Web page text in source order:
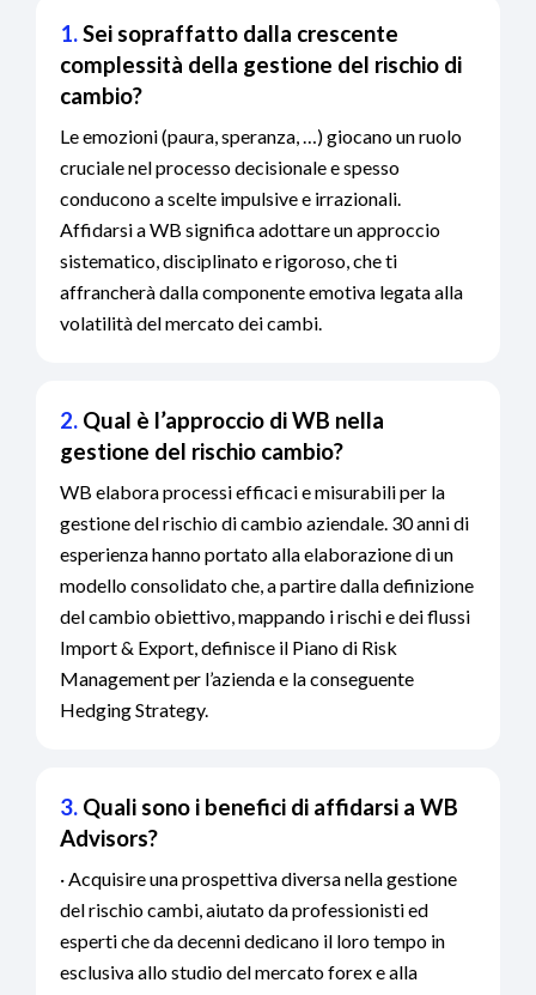
1.Sei sopraffatto dalla crescente
complessità della gestione del rischio di
cambio?
Le emozioni (paura, speranza, …) giocano un ruolo
cruciale nel processo decisionale e spesso
conducono a scelte impulsive e irrazionali.
Affidarsi a WB significa adottare un approccio
sistematico, disciplinato e rigoroso, che ti
affrancherà dalla componente emotiva legata alla
volatilità del mercato dei cambi.
2. Qual è l’approccio di WB nella
gestione del rischio cambio?
WB elabora processi efficaci e misurabili per la
gestione del rischio di cambio aziendale. 30 anni di
esperienza hanno portato alla elaborazione di un
modello consolidato che, a partire dalla definizione
del cambio obiettivo, mappando i rischi e dei flussi
Import & Export, definisce il Piano di Risk
Management per l’azienda e la conseguente
Hedging Strategy.
3. Quali sono i benefici di affidarsi a WB
Advisors?
· Acquisire una prospettiva diversa nella gestione
del rischio cambi, aiutato da professionisti ed
esperti che da decenni dedicano il loro tempo in
esclusiva allo studio del mercato forex e alla